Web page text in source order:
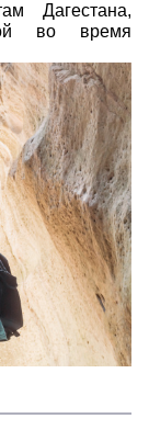
Дагестана,
во время